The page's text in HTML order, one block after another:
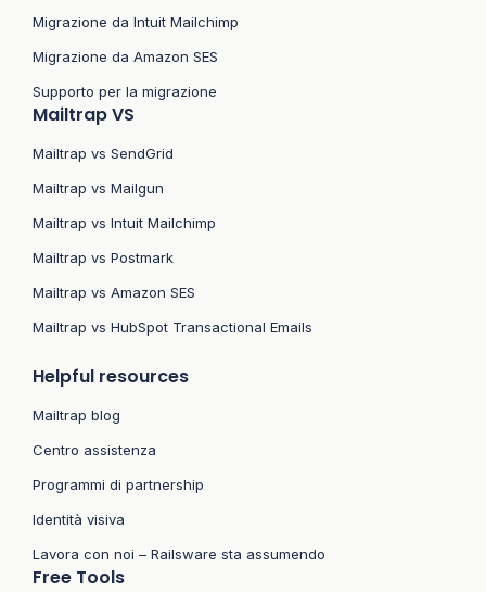
Migrazione da Intuit Mailchimp
Migrazione da Amazon SES
Supporto per la migrazione
Mailtrap VS
Mailtrap vs SendGrid
Mailtrap vs Mailgun
Mailtrap vs Intuit Mailchimp
Mailtrap vs Postmark
Mailtrap vs Amazon SES
Mailtrap vs HubSpot Transactional Emails
Helpful resources
Mailtrap blog
Centro assistenza
Programmi di partnership
Identità visiva
Lavora con noi – Railsware sta assumendo
Free Tools